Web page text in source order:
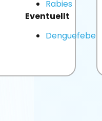
Rabies
Eventuellt
Denguefeber